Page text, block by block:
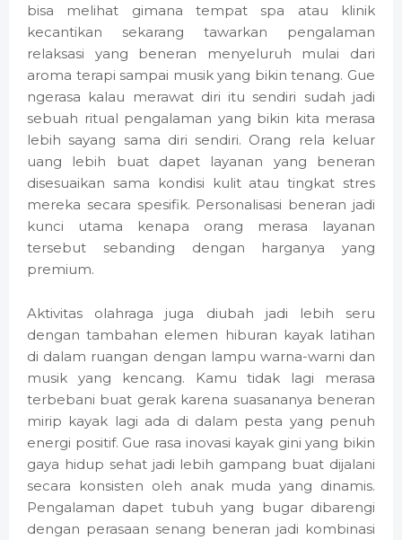
bisa melihat gimana tempat spa atau klinik
kecantikan sekarang tawarkan pengalaman
relaksasi yang beneran menyeluruh mulai dari
aroma terapi sampai musik yang bikin tenang. Gue
ngerasa kalau merawat diri itu sendiri sudah jadi
sebuah ritual pengalaman yang bikin kita merasa
lebih sayang sama diri sendiri. Orang rela keluar
uang lebih buat dapet layanan yang beneran
disesuaikan sama kondisi kulit atau tingkat stres
mereka secara spesifik. Personalisasi beneran jadi
kunci utama kenapa orang merasa layanan
tersebut sebanding dengan harganya yang
premium.
Aktivitas olahraga juga diubah jadi lebih seru
dengan tambahan elemen hiburan kayak latihan
di dalam ruangan dengan lampu warna-warni dan
musik yang kencang. Kamu tidak lagi merasa
terbebani buat gerak karena suasananya beneran
mirip kayak lagi ada di dalam pesta yang penuh
energi positif. Gue rasa inovasi kayak gini yang bikin
gaya hidup sehat jadi lebih gampang buat dijalani
secara konsisten oleh anak muda yang dinamis.
Pengalaman dapet tubuh yang bugar dibarengi
dengan perasaan senang beneran jadi kombinasi